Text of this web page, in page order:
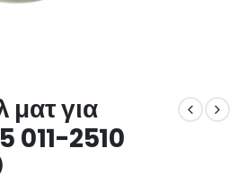
ματ για
011-2510